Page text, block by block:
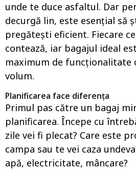
unde te duce asfaltul. Dar
decurgă lin, este esențial să
pregătești eficient. Fiecare
contează, iar bagajul ideal
maximum de funcționalitate
volum.
Planificarea face diferența
Primul pas către un bagaj
planificarea. Începe cu
zile vei fi plecat? Care este
campa sau te vei caza
apă, electricitate, mâncare?